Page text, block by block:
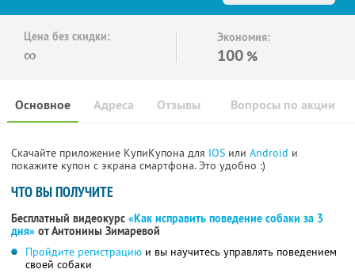
Цена без скидки:
∞
Экономия:
100 %
Основное Отзывы Вопросы по акции
Адреса
Скачайте приложение КупиКупона для IOS или Android и
покажите купон с экрана смартфона. Это удобно :)
ЧТО ВЫ ПОЛУЧИТЕ
Бесплатный видеокурс «Как исправить поведение собаки за 3
дня» от Антонины Зимаревой
Пройдите регистрацию и вы научитесь управлять поведением
своей собаки